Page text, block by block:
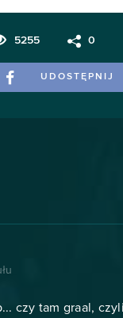
5255 0
UDOSTĘPNIJ
czy tam graal,